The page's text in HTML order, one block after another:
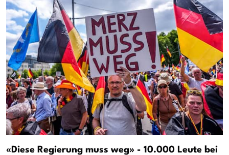
«Diese Regierung muss weg» - 10.000 Leute bei